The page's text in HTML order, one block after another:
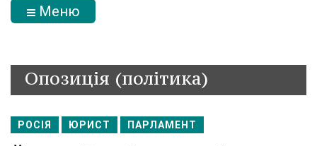
Меню
Опозиція (політика)
РОСІЯ ЮРИСТ ПАРЛАМЕНТ